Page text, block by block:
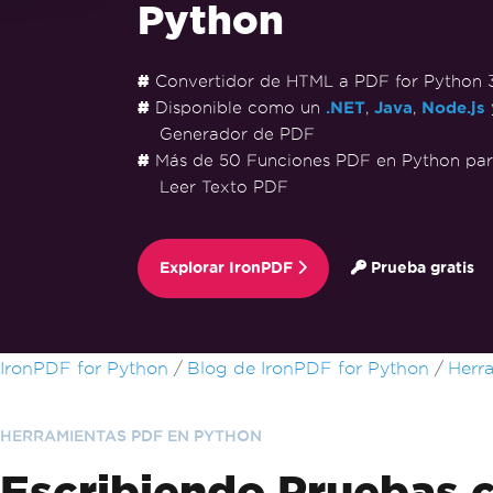
Python
Convertidor de HTML a PDF for Python
Disponible como un .NET, Java, Node.js
Generador de PDF
Más de 50 Funciones PDF en Python
Leer Texto PDF
Explorar IronPDF Prueba gratis
Saltar al pie de página
IronPDF for Python Blog de IronPDF for Python
HERRAMIENTAS PDF EN PYTHON